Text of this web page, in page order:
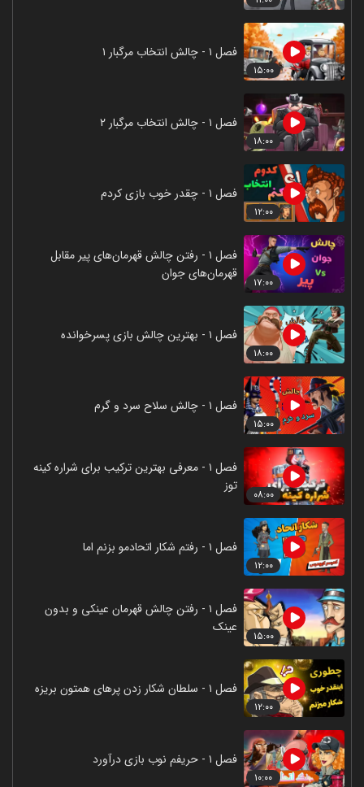
۱۵:۰۰
فصل ۱ - چالش انتخاب مرگبار ۱
۱۸:۰۰
فصل ۱ - چالش انتخاب مرگبار ۲
۱۲:۰۰
فصل ۱ - چقدر خوب بازی کردم
۱۷:۰۰
فصل ۱ - رفتن چالش قهرمان‌های پیر مقابل
قهرمان‌های جوان
۱۸:۰۰
فصل ۱ - بهترین چالش بازی پسرخوانده
۱۵:۰۰
فصل ۱ - چالش سلاح سرد و گرم
۰۸:۰۰
فصل ۱ - معرفی بهترین ترکیب برای شراره کینه
توز
۱۲:۰۰
فصل ۱ - رفتم شکار اتحادمو بزنم اما
۱۵:۰۰
فصل ۱ - رفتن چالش قهرمان عینکی و بدون
عینک
۱۲:۰۰
فصل ۱ - سلطان شکار زدن پرهای همتون بریزه
۱۰:۰۰
فصل ۱ - حریفم نوب بازی درآورد